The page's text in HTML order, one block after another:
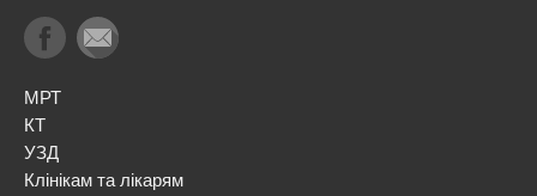
МРТ
КТ
УЗД
Клінікам та лікарям